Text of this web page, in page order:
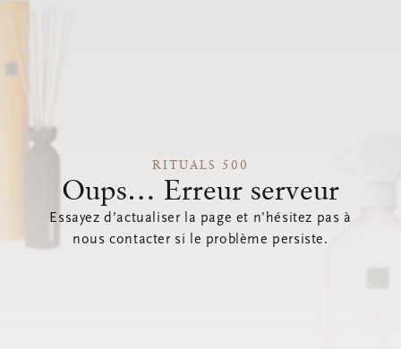
RITUALS 500
Oups… Erreur serveur
Essayez d’actualiser la page et n’hésitez pas à
nous contacter si le problème persiste.